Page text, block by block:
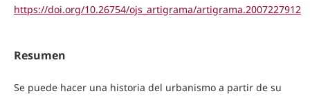
https://doi.org/10.26754/ojs_artigrama/artigrama.2007227912
Resumen
Se puede hacer una historia del urbanismo a partir de su